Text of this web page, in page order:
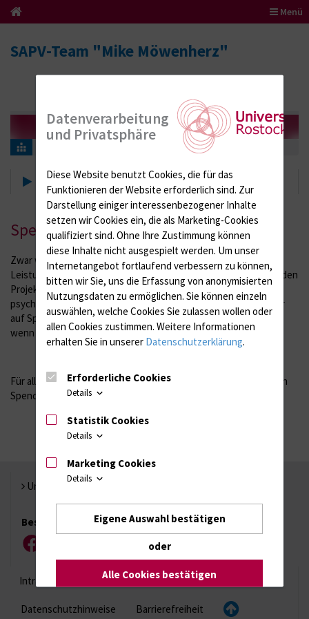
Menü
SAPV-Team "Mike Möwenherz"
Spenden
Spenden für "Mike Möwenherz"
Zwar wird das SAPV- Team "Mike Möwenher" durch die
Leistungsabrechnung mit den Krankenkassen refinanziert; für den
Projektstart, die nachhaltige Projektsicherung und für die
psychosoziale Betreuung der betroffenen Familien sind wir aber
auf Spendengelder angewiesen und würden uns daher freuen,
wenn sich weitere zahlreiche Spender bei uns melden.
Für alle bisher eingegangen spenden möchten wir allen fleißigen
Spendern recht herzlich danken!
Universität Rostock
Besuchen Sie uns
Facebook
Intranet Login (für Studenten) Impressum
Datenschutzhinweise Barrierefreiheit
Datenverarbeitung
und Privatsphäre
Diese Website benutzt Cookies, die für das
Funktionieren der Website erforderlich sind. Zur
Darstellung einiger interessenbezogener Inhalte
setzen wir Cookies ein, die als Marketing-Cookies
qualifiziert sind. Ohne Ihre Zustimmung können
diese Inhalte nicht ausgespielt werden. Um unser
Internetangebot fortlaufend verbessern zu können,
bitten wir Sie, uns die Erfassung von anonymisierten
Nutzungsdaten zu ermöglichen. Sie können einzeln
auswählen, welche Cookies Sie zulassen wollen oder
allen Cookies zustimmen. Weitere Informationen
erhalten Sie in unserer Datenschutzerklärung.
Erforderliche Cookies
Details
Statistik Cookies
Details
Marketing Cookies
Details
Eigene Auswahl bestätigen
oder
Alle Cookies bestätigen